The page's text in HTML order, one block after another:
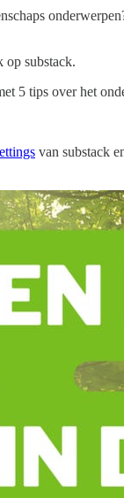
op substack.
5 tips over het
van substack